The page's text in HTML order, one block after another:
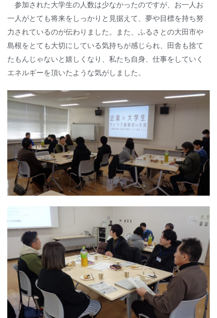
参加された大学生の人数は少なかったのですが、お一人お
一人がとても将来をしっかりと見据えて、夢や目標を持ち努
力されているのが伝わりました。また、ふるさとの大田市や
島根をとても大切にしている気持ちが感じられ、田舎も捨て
たもんじゃないと嬉しくなり、私たち自身、仕事をしていく
エネルギーを頂いたような気がしました。